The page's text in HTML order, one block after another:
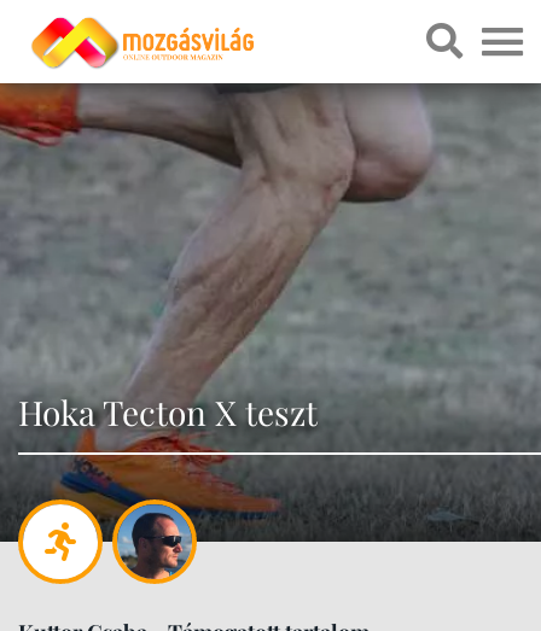
Hoka Tecton X teszt